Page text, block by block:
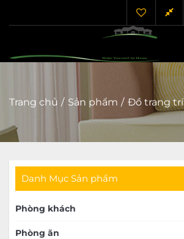
Trang chủ Sản phẩm Đồ trang trí
Danh Mục Sản phẩm
Phòng khách
Phòng ăn